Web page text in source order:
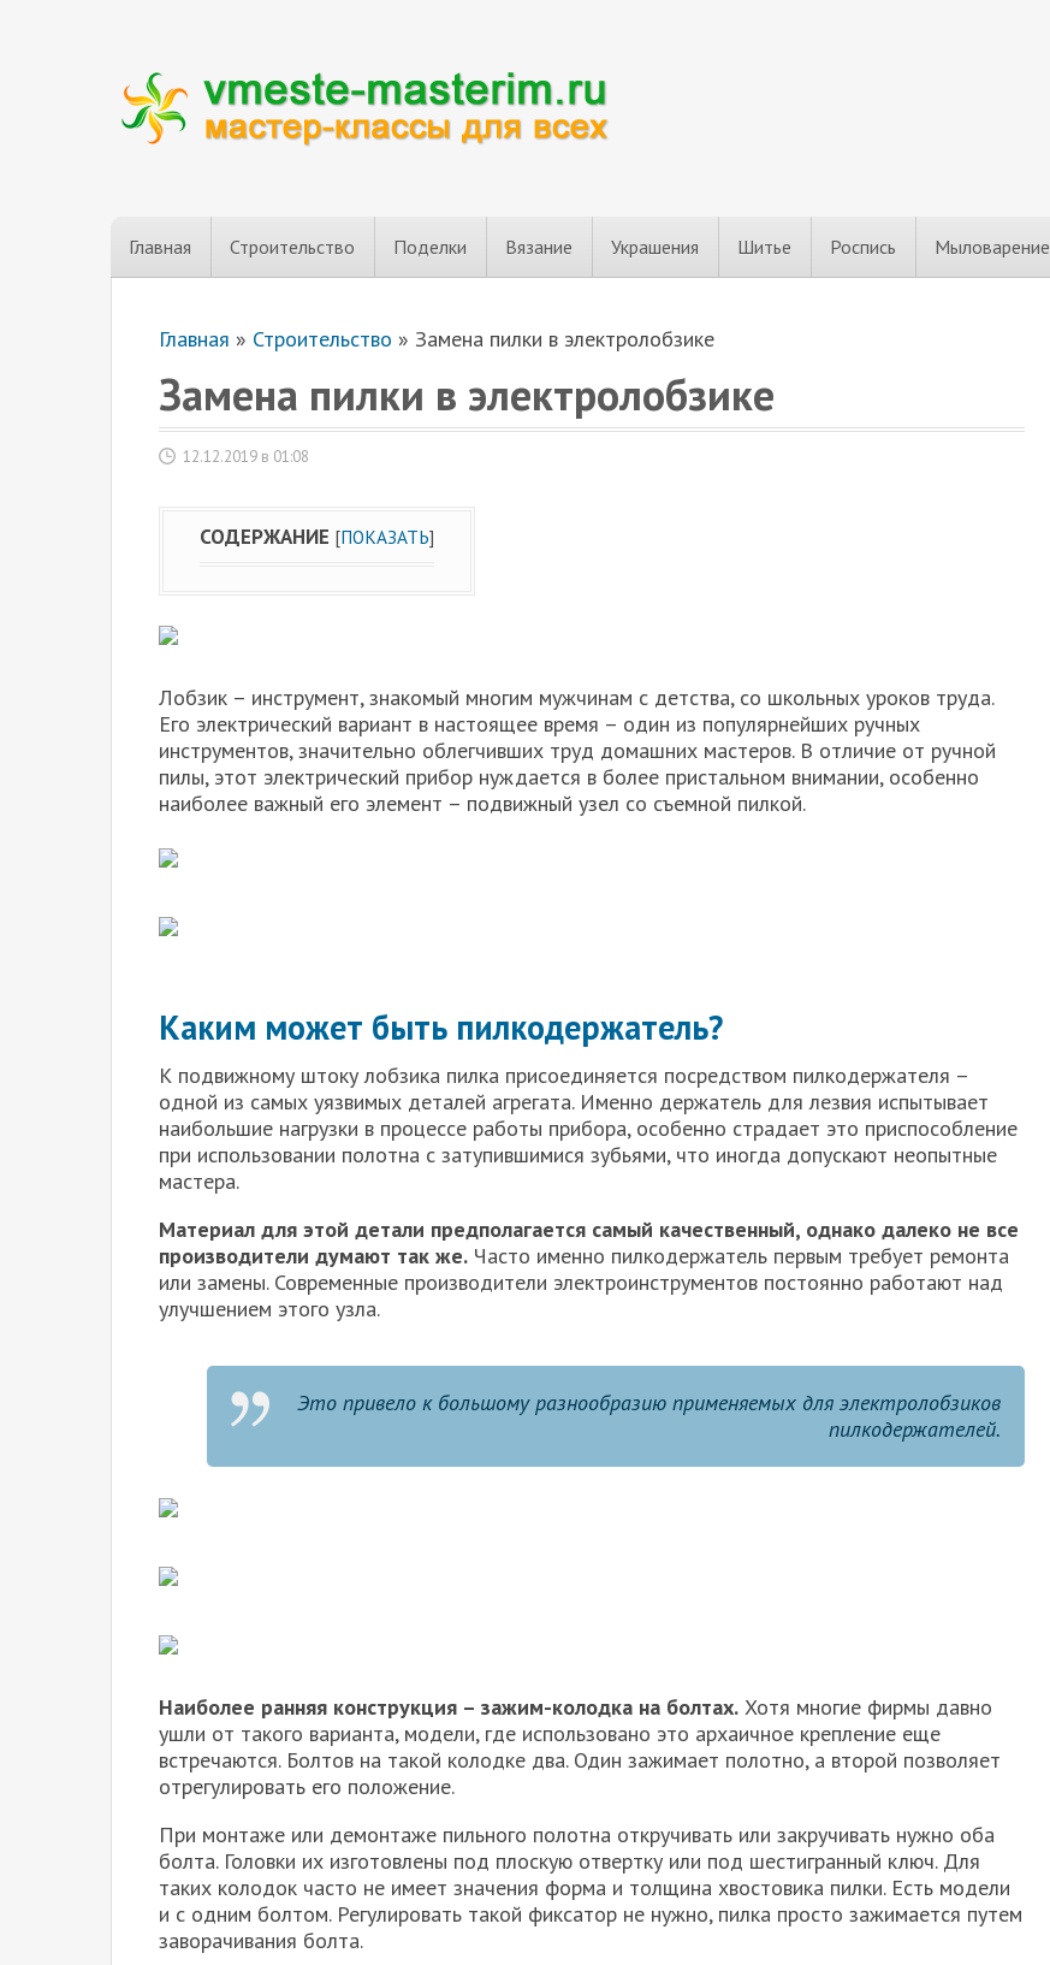
Главная Строительство Поделки Вязание Украшения Шитье Роспись Мыловарение
Главная » Строительство » Замена пилки в электролобзике
Замена пилки в электролобзике
12.12.2019 в 01:08
СОДЕРЖАНИЕ [ПОКАЗАТЬ]
Лобзик – инструмент, знакомый многим мужчинам с детства, со школьных уроков труда.
Его электрический вариант в настоящее время – один из популярнейших ручных
инструментов, значительно облегчивших труд домашних мастеров. В отличие от ручной
пилы, этот электрический прибор нуждается в более пристальном внимании, особенно
наиболее важный его элемент – подвижный узел со съемной пилкой.
Каким может быть пилкодержатель?
К подвижному штоку лобзика пилка присоединяется посредством пилкодержателя –
одной из самых уязвимых деталей агрегата. Именно держатель для лезвия испытывает
наибольшие нагрузки в процессе работы прибора, особенно страдает это приспособление
при использовании полотна с затупившимися зубьями, что иногда допускают неопытные
мастера.
Материал для этой детали предполагается самый качественный, однако далеко не все
производители думают так же. Часто именно пилкодержатель первым требует ремонта
или замены. Современные производители электроинструментов постоянно работают над
улучшением этого узла.
Это привело к большому разнообразию применяемых для электролобзиков
пилкодержателей.
Наиболее ранняя конструкция – зажим-колодка на болтах. Хотя многие фирмы давно
ушли от такого варианта, модели, где использовано это архаичное крепление еще
встречаются. Болтов на такой колодке два. Один зажимает полотно, а второй позволяет
отрегулировать его положение.
При монтаже или демонтаже пильного полотна откручивать или закручивать нужно оба
болта. Головки их изготовлены под плоскую отвертку или под шестигранный ключ. Для
таких колодок часто не имеет значения форма и толщина хвостовика пилки. Есть модели
и с одним болтом. Регулировать такой фиксатор не нужно, пилка просто зажимается путем
заворачивания болта.